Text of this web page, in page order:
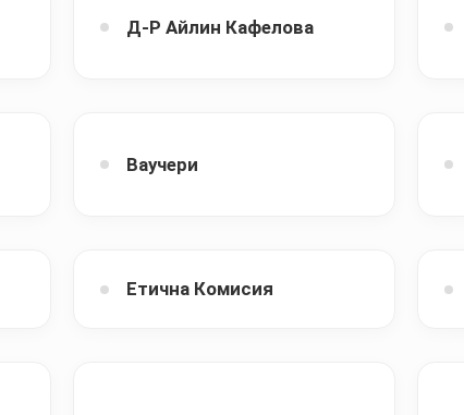
Д-Р Айлин Кафелова
Ваучери
Етична Комисия